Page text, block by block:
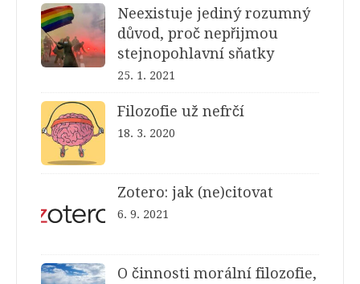
Neexistuje jediný rozumný
důvod, proč nepřijmou
stejnopohlavní sňatky
25. 1. 2021
Filozofie už nefrčí
18. 3. 2020
Zotero: jak (ne)citovat
6. 9. 2021
O činnosti morální filozofie,